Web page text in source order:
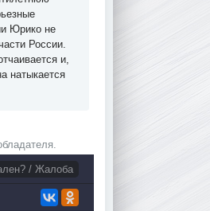
Юрико не
России.
и,
натыкается
/ Жалоба